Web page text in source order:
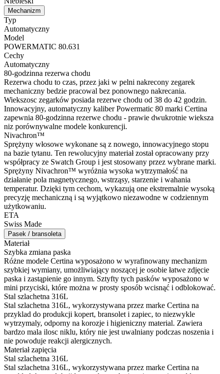
Mechanizm
Typ
Automatyczny
Model
POWERMATIC 80.631
Cechy
Automatyczny
80-godzinna rezerwa chodu
Rezerwa chodu to czas, przez jaki w pelni nakrecony zegarek
mechaniczny bedzie pracowal bez ponownego nakrecania.
Wiekszosc zegarków posiada rezerwe chodu od 38 do 42 godzin.
Innowacyjny, automatyczny kaliber Powermatic 80 marki Certina
zapewnia 80-godzinna rezerwe chodu - prawie dwukrotnie wieksza
niz porównywalne modele konkurencji.
Nivachron™
Sprężyny włosowe wykonane są z nowego, innowacyjnego stopu
na bazie tytanu. Ten rewolucyjny materiał został opracowany przy
współpracy ze Swatch Group i jest stosowany przez wybrane marki.
Sprężyny Nivachron™ wyróżnia wysoka wytrzymałość na
działanie pola magnetycznego, wstrząsy, starzenie i wahania
temperatur. Dzięki tym cechom, wykazują one ekstremalnie wysoką
precyzję mechaniczną i są wyjątkowo niezawodne w codziennym
użytkowaniu.
ETA
Swiss Made
Pasek / bransoleta
Materiał
Szybka zmiana paska
Różne modele Certina wyposażono w wyrafinowany mechanizm
szybkiej wymiany, umożliwiający noszącej je osobie łatwe zdjęcie
paska i zastąpienie go innym. Sztyfty tych pasków wyposażono w
mini przyciski, które można w prosty sposób wcisnąć i odblokować.
Stal szlachetna 316L
Stal szlachetna 316L, wykorzystywana przez marke Certina na
przyklad do produkcji kopert, bransolet i zapiec, to niezwykle
wytrzymaly, odporny na korozje i higieniczny material. Zawiera
bardzo mala ilosc niklu, który nie jest uwalniany podczas noszenia i
nie powoduje reakcji alergicznych.
Materiał zapięcia
Stal szlachetna 316L
Stal szlachetna 316L, wykorzystywana przez marke Certina na